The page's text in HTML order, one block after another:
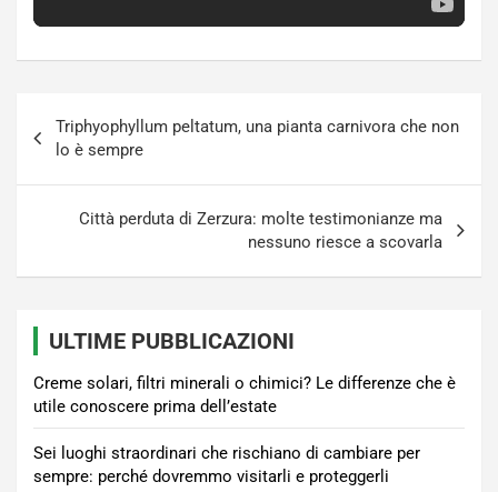
articoli
Triphyophyllum peltatum, una pianta carnivora che non
lo è sempre
Città perduta di Zerzura: molte testimonianze ma
nessuno riesce a scovarla
ULTIME PUBBLICAZIONI
Creme solari, filtri minerali o chimici? Le differenze che è
utile conoscere prima dell’estate
Sei luoghi straordinari che rischiano di cambiare per
sempre: perché dovremmo visitarli e proteggerli